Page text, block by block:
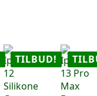
TILBUD!